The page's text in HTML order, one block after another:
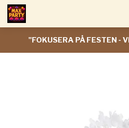
"FOKUSERA PÅ FESTEN -